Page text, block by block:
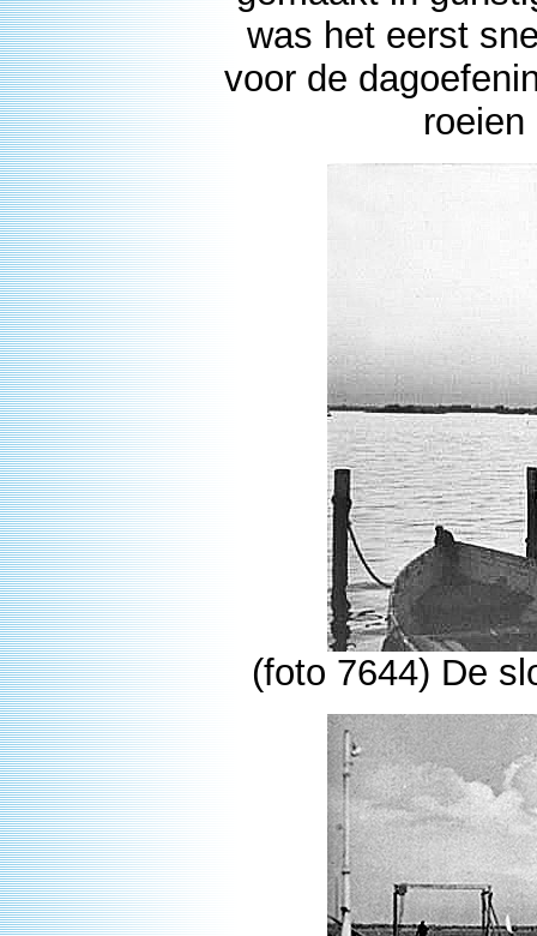
was het eerst
voor de
(foto 7644) De